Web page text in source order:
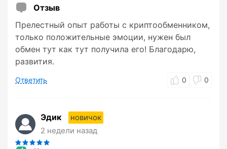
Отзыв
Прелестный опыт работы с криптообменником,
только положительные эмоции, нужен был
обмен тут как тут получила его! Благодарю,
развития.
Ответить 0 0
Эдик
новичок
2 недели назад